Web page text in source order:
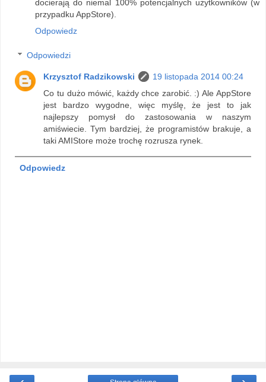
docierają do niemal 100% potencjalnych użytkowników (w
przypadku AppStore).
Odpowiedz
Odpowiedzi
Krzysztof Radzikowski
19 listopada 2014 00:24
Co tu dużo mówić, każdy chce zarobić. :) Ale AppStore
jest bardzo wygodne, więc myślę, że jest to jak
najlepszy pomysł do zastosowania w naszym
amiświecie. Tym bardziej, że programistów brakuje, a
taki AMIStore może trochę rozrusza rynek.
Odpowiedz